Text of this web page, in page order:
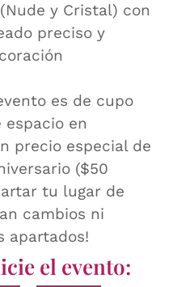
y Cristal) con
preciso y
es de cupo
en
precio especial de
($50
tu lugar de
cambios ni
apartados!
el evento: